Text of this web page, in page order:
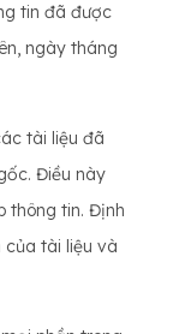
tin đã được
ngày tháng
tài liệu đã
Điều này
thông tin. Định
tài liệu và